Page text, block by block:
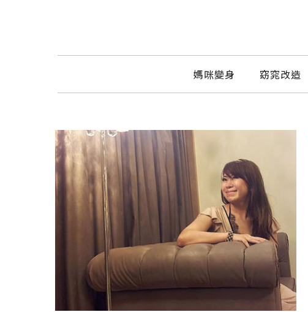
媽咪變身 窈窕改造